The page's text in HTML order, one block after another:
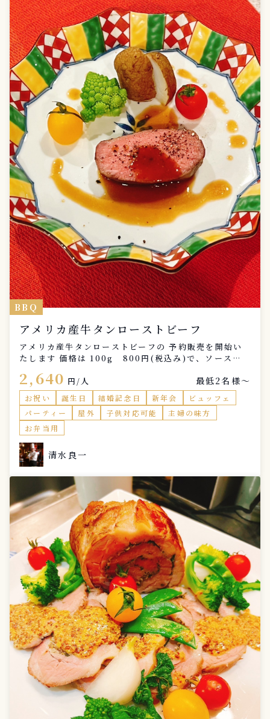
BBQ
アメリカ産牛タンローストビーフ
アメリカ産牛タンローストビーフの 予約販売を開始い
たします 価格は 100g 800円(税込み)で、ソース付
今月31日までに、DMにて。ご予約お願いいたします。
尚、冷凍保存も可能なので、取りに来られない方は 冷
凍保存しておきますので、お申し付けくださいませ。
2,640 円/人 最低2名様〜
お祝い 誕生日 結婚記念日 新年会
ビュッフェ
パーティー
屋外 子供対応可能
主婦の味方
お弁当用
清水良一